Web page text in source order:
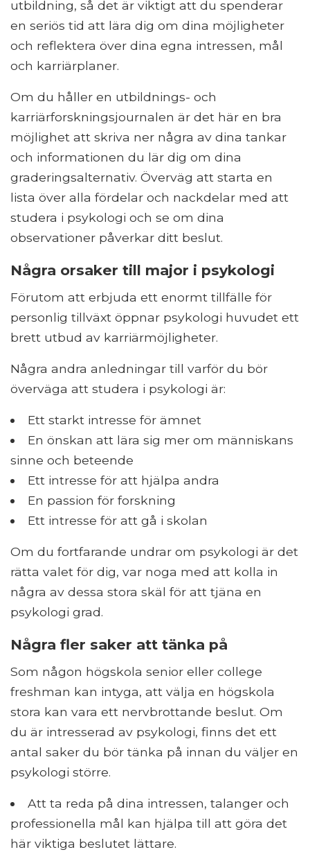
utbildning, så det är viktigt att du spenderar
en seriös tid att lära dig om dina möjligheter
och reflektera över dina egna intressen, mål
och karriärplaner.
Om du håller en utbildnings- och
karriärforskningsjournalen är det här en bra
möjlighet att skriva ner några av dina tankar
och informationen du lär dig om dina
graderingsalternativ. Överväg att starta en
lista över alla fördelar och nackdelar med att
studera i psykologi och se om dina
observationer påverkar ditt beslut.
Några orsaker till major i psykologi
Förutom att erbjuda ett enormt tillfälle för
personlig tillväxt öppnar psykologi huvudet ett
brett utbud av karriärmöjligheter.
Några andra anledningar till varför du bör
överväga att studera i psykologi är:
Ett starkt intresse för ämnet
En önskan att lära sig mer om människans
sinne och beteende
Ett intresse för att hjälpa andra
En passion för forskning
Ett intresse för att gå i skolan
Om du fortfarande undrar om psykologi är det
rätta valet för dig, var noga med att kolla in
några av dessa stora skäl för att tjäna en
psykologi grad.
Några fler saker att tänka på
Som någon högskola senior eller college
freshman kan intyga, att välja en högskola
stora kan vara ett nervbrottande beslut. Om
du är intresserad av psykologi, finns det ett
antal saker du bör tänka på innan du väljer en
psykologi större.
Att ta reda på dina intressen, talanger och
professionella mål kan hjälpa till att göra det
här viktiga beslutet lättare.